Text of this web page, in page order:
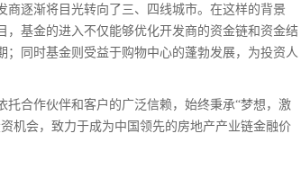
逐渐将目光转向了三、四线城市。在这样的背景
，基金的进入不仅能够优化开发商的资金链和资金结
同时基金则受益于购物中心的蓬勃发展，为投资人
合作伙伴和客户的广泛信赖，始终秉承“梦想，激
机会，致力于成为中国领先的房地产产业链金融价